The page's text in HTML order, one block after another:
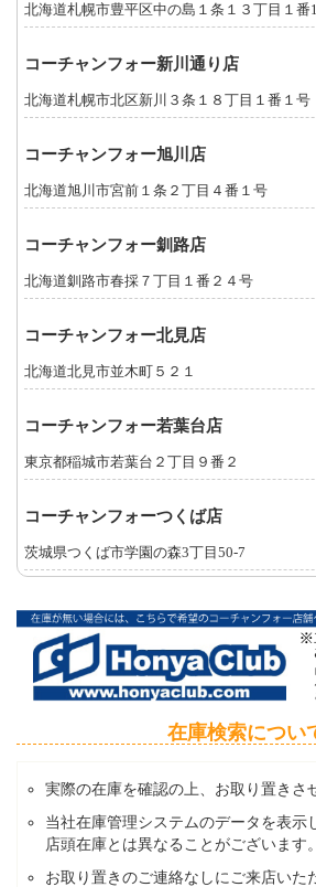
北海道札幌市豊平区中の島１条１３丁目１番
コーチャンフォー新川通り店
北海道札幌市北区新川３条１８丁目１番１号
コーチャンフォー旭川店
北海道旭川市宮前１条２丁目４番１号
コーチャンフォー釧路店
北海道釧路市春採７丁目１番２４号
コーチャンフォー北見店
北海道北見市並木町５２１
コーチャンフォー若葉台店
東京都稲城市若葉台２丁目９番２
コーチャンフォーつくば店
茨城県つくば市学園の森3丁目50-7
在庫検索につい
実際の在庫を確認の上、お取り置きさ
当社在庫管理システムのデータを表示
店頭在庫とは異なることがございます。
お取り置きのご連絡なしにご来店いた